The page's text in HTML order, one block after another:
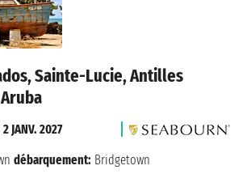
Sainte-Lucie, Antilles
2 JANV. 2027
débarquement: Bridgetown